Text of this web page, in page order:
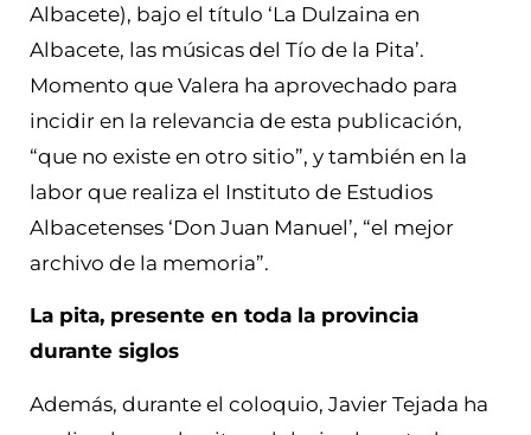
Albacete), bajo el título ‘La Dulzaina en
Albacete, las músicas del Tío de la Pita’.
Momento que Valera ha aprovechado para
incidir en la relevancia de esta publicación,
“que no existe en otro sitio”, y también en la
labor que realiza el Instituto de Estudios
Albacetenses ‘Don Juan Manuel’, “el mejor
archivo de la memoria”.
La pita, presente en toda la provincia
durante siglos
Además, durante el coloquio, Javier Tejada ha